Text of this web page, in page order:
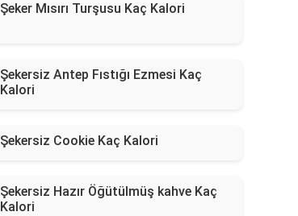
Şeker Mısırı Turşusu Kaç Kalori
Şekersiz Antep Fıstığı Ezmesi Kaç
Kalori
Şekersiz Cookie Kaç Kalori
Şekersiz Hazır Öğütülmüş kahve Kaç
Kalori